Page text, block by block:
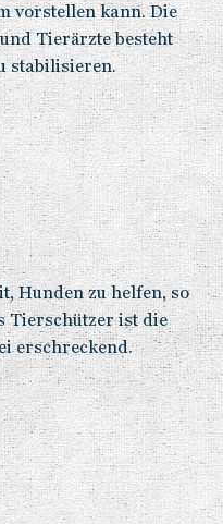
vorstellen kann. Die
Tierärzte besteht
stabilisieren.
Hunden zu helfen, so
Tierschützer ist die
erschreckend.